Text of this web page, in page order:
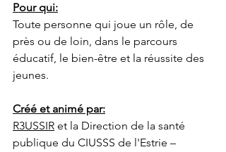
Pour qui:
Toute personne qui joue un rôle, de
près ou de loin, dans le parcours
éducatif, le bien-être et la réussite des
jeunes.
Créé et animé par:
R3USSIR et la Direction de la santé
publique du CIUSSS de l'Estrie –